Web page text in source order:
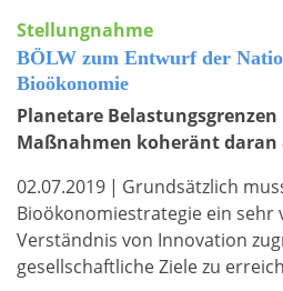
Stellungnahme
BÖLW zum Entwurf der
Bioökonomie
Planetare
Maßnahmen koheränt daran
02.07.2019 | Grundsätzlich
Bioökonomiestrategie ein sehr
Verständnis von Innovation
gesellschaftliche Ziele zu